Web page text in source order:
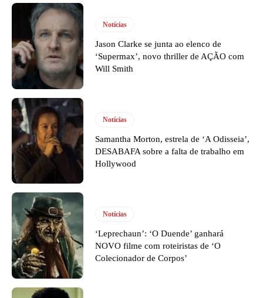
Notícias
Jason Clarke se junta ao elenco de
‘Supermax’, novo thriller de AÇÃO com
Will Smith
Notícias
Samantha Morton, estrela de ‘A Odisseia’,
DESABAFA sobre a falta de trabalho em
Hollywood
Notícias
‘Leprechaun’: ‘O Duende’ ganhará
NOVO filme com roteiristas de ‘O
Colecionador de Corpos’